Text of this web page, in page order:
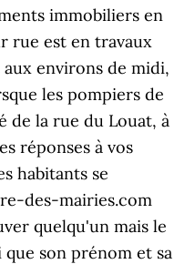
immobiliers en
rue est en travaux
aux environs de midi,
les pompiers de
de la rue du Louat, à
réponses à vos
habitants se
des-mairies.com
quelqu'un mais le
son prénom et sa